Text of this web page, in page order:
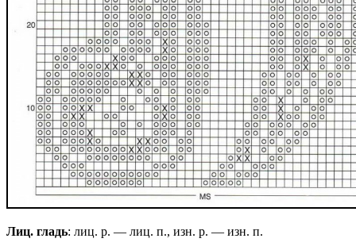
Лиц. гладь: лиц. р. — лиц. п., изн. р. — изн. п.